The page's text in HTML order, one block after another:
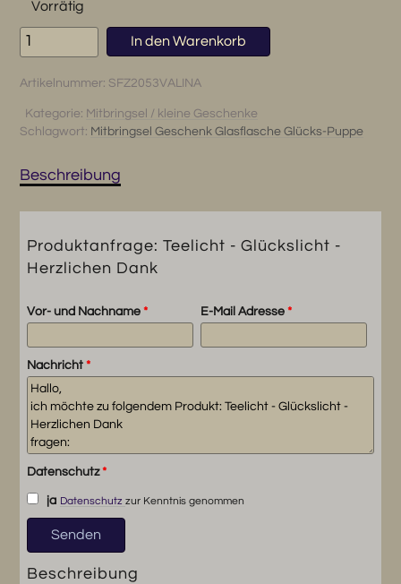
Vorrätig
Teelicht
-
Herzlichen
Dank
In den Warenkorb
Artikelnummer: SFZ2053VALINA
Kategorie: Mitbringsel / kleine Geschenke
Schlagwort: Mitbringsel Geschenk Glasflasche Glücks-Puppe
Beschreibung
Produktanfrage: Teelicht - Glückslicht -
Herzlichen Dank
Vor- und Nachname* E-Mail Adresse *
Nachricht*
Datenschutz*
ja Datenschutz zur Kenntnis genommen
Beschreibung